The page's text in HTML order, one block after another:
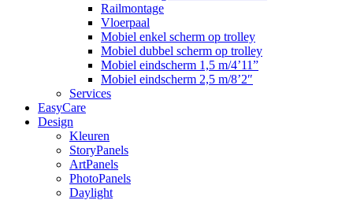
Railmontage
Vloerpaal
Mobiel enkel scherm op trolley
Mobiel dubbel scherm op trolley
Mobiel eindscherm 1,5 m/4’11”
Mobiel eindscherm 2,5 m/8’2″
Services
EasyCare
Design
Kleuren
StoryPanels
ArtPanels
PhotoPanels
Daylight